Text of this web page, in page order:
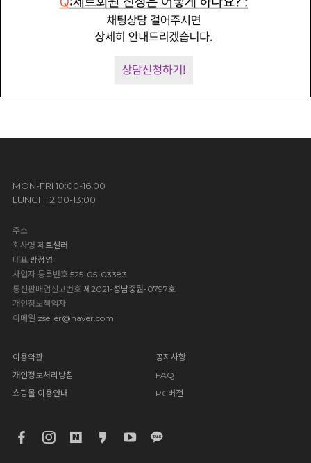
MON-FRI 10:00-16:00
LUNCH 12:00-13:00
주소
회사명 제트셀러
대표방정영
사업자 등록번호 525-05-03383
통신판매업신고번호 제2021-성남중원-0797호
개인정보책임자
이메일 zseller@naver.com
이용약관
개인정보처리방침
쇼핑몰 이용안내
공지사항
FAQ
PC버전